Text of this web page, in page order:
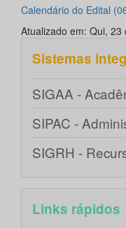
Calendário do Edital
Atualizado em: Qui,
Sistemas
SIGAA -
SIPAC -
SIGRH -
Links rápidos